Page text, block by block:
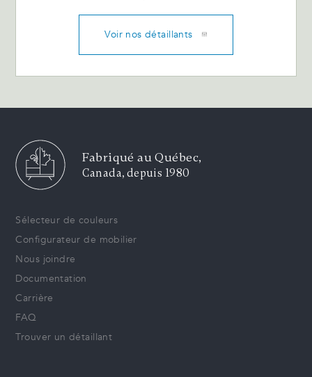
Voir nos détaillants
Fabriqué au Québec,
Canada, depuis 1980
Sélecteur de couleurs
Configurateur de mobilier
Nous joindre
Documentation
Carrière
FAQ
Trouver un détaillant